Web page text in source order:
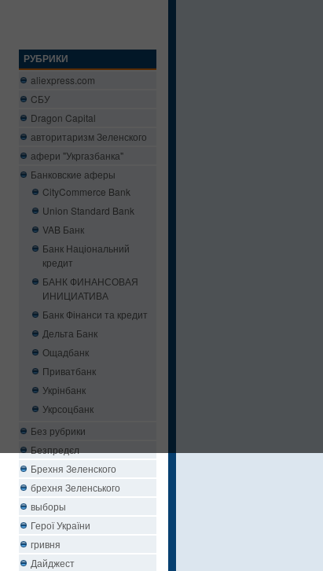
РУБРИКИ
aliexpress.com
CБУ
Dragon Capital
авторитаризм Зеленского
афери "Укргазбанка"
Банковские аферы
CityCommerce Bank
Union Standard Bank
VAB Банк
Банк Національний
кредит
БАНК ФИНАНСОВАЯ
ИНИЦИАТИВА
Банк Фінанси та кредит
Дельта Банк
Ощадбанк
Приватбанк
Укрінбанк
Укрсоцбанк
Без рубрики
Безпредєл
Брехня Зеленского
брехня Зеленського
выборы
Герої України
гривня
Дайджест